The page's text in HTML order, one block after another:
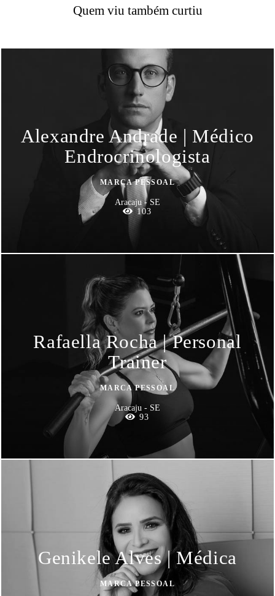
Quem viu também curtiu
Alexandre Andrade | Médico
Endrocrinologista
MARCA PESSOAL
Aracaju - SE
103
Rafaella Rocha | Personal
Trainer
MARCA PESSOAL
Aracaju - SE
93
Genikele Alves | Médica
MARCA PESSOAL